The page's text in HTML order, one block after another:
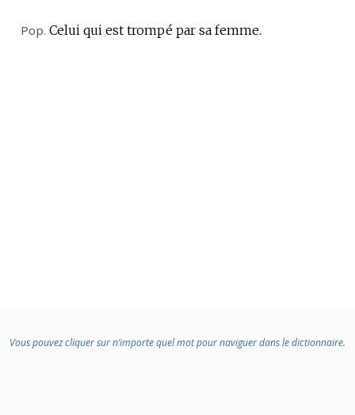
Pop. Celui qui est trompé par sa femme.
Vous pouvez cliquer sur n’importe quel mot pour naviguer dans le dictionnaire.